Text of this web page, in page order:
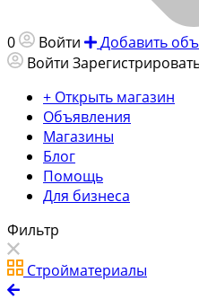
0 Войти
Добавить
Войти
+ Открыть магазин
Объявления
Магазины
Блог
Помощь
Для бизнеса
Фильтр
Стройматериалы